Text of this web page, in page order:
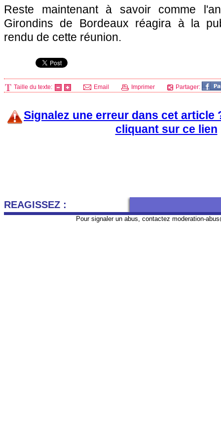
Reste maintenant à savoir comme
Girondins de Bordeaux réagira à la
rendu de cette réunion.
Taille du texte: Email Imprimer Partager:
Signalez une erreur dans cet article
cliquant sur ce lien
REAGISSEZ :
Pour signaler un abus, contactez moderation-